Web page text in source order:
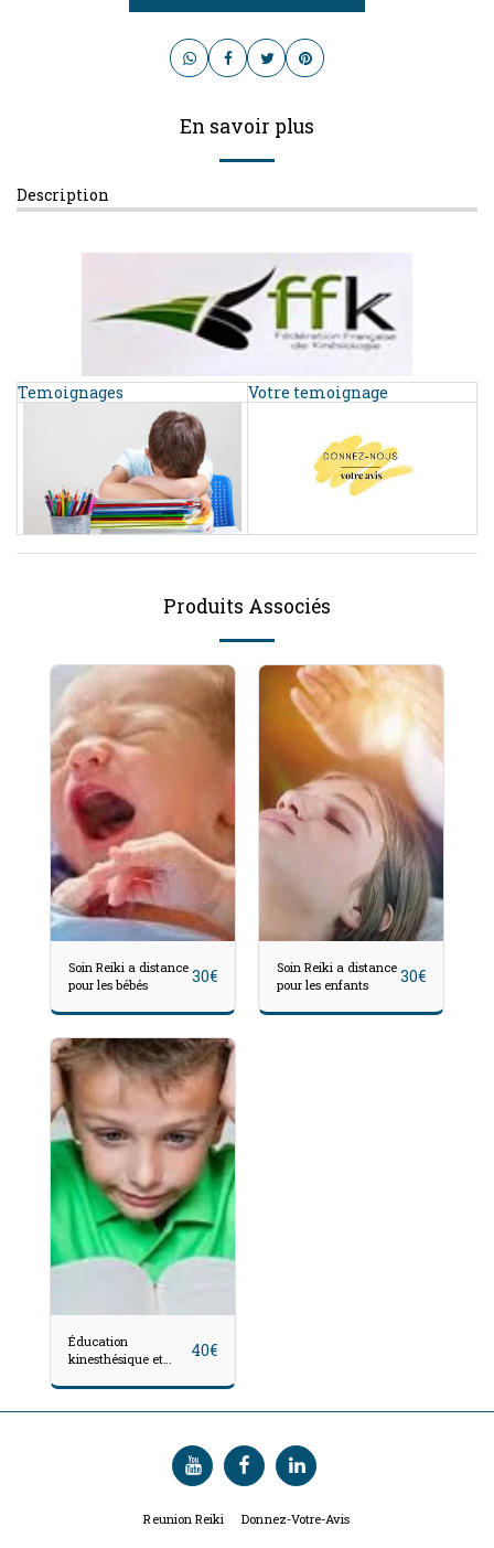
En savoir plus
Description
Temoignages Votre temoignage
Produits Associés
Soin Reiki a distance
pour les bébés
30€
Soin Reiki a distance
pour les enfants
30€
Éducation
kinesthésique et
40€
Reunion Reiki Donnez-Votre-Avis